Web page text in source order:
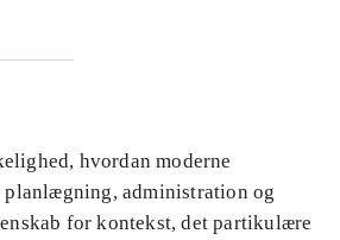
hvordan moderne
administration og
for kontekst, det partikulære